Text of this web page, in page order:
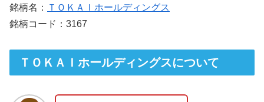
銘柄名：
ＴＯＫＡＩホールディングス
銘柄コード：3167
ＴＯＫＡＩホールディングスについて